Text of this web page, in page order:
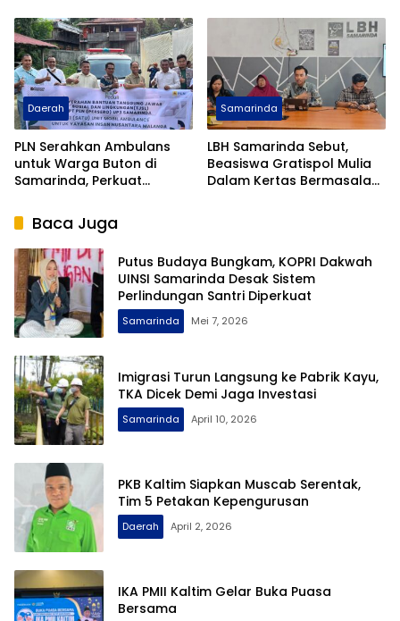
Daerah
PLN Serahkan Ambulans
untuk Warga Buton di
Samarinda, Perkuat
Masyarakat
Samarinda
LBH Samarinda Sebut,
Beasiswa Gratispol Mulia
Dalam Kertas Bermasalah
Baca Juga
Putus Budaya Bungkam, KOPRI Dakwah
UINSI Samarinda Desak Sistem
Perlindungan Santri Diperkuat
Samarinda Mei 7, 2026
Imigrasi Turun Langsung ke Pabrik Kayu,
TKA Dicek Demi Jaga Investasi
Samarinda April 10, 2026
PKB Kaltim Siapkan Muscab Serentak,
Tim 5 Petakan Kepengurusan
Daerah April 2, 2026
IKA PMII Kaltim Gelar Buka Puasa
Bersama